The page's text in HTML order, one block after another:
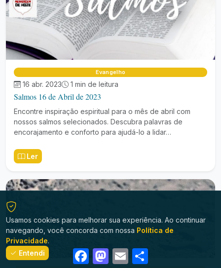
Evangelho
16 abr. 2023 1 min de leitura
Salmos 16 de Abril de 2023
Encontre inspiração espiritual para o mês de abril com
nossos salmos selecionados. Descubra palavras de
encorajamento e conforto para ajudá-lo a lidar…
Ler
Usamos cookies para melhorar sua experiência. Ao continuar
navegando, você concorda com nossa Política de
Privacidade.
Entendi
FacebookMastodon
Email